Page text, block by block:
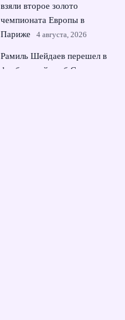
взяли второе золото
чемпионата Европы в
Париже
4 августа, 2026
Рамиль Шейдаев перешел в
футбольный клуб Сочи и